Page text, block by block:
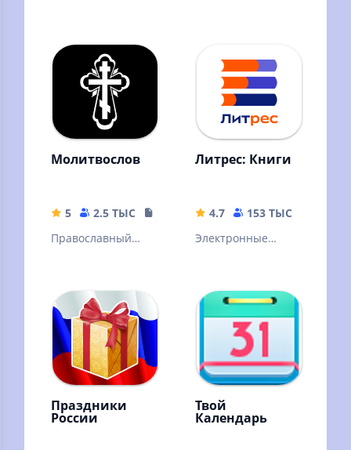
интересующихся.
Интерактивный
справочник.
Молитвослов
5 2.5 ТЫС
441.95 MB
Православный
Литрес: Книги
4.7 153 ТЫС
Электронные
Горячие новинки и
классика
литературы
Праздники
России
Твой
Календарь